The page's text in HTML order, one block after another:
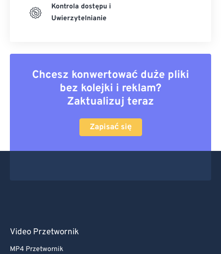
Kontrola dostępu i
Uwierzytelnianie
Chcesz konwertować duże pliki
bez kolejki i reklam?
Zaktualizuj teraz
Zapisać się
Video Przetwornik
MP4 Przetwornik